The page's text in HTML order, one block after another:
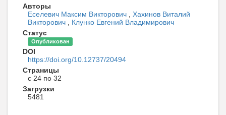
Авторы
Еселевич Максим Викторович
Хахинов Виталий
Викторович
Клунко Евгений Владимирович
Статус
Опубликован
DOI
https://doi.org/10.12737/20494
Страницы
с 24 по 32
Загрузки
5481